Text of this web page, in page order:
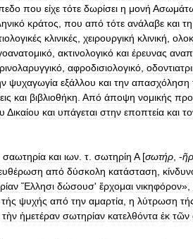
που είχε τότε δωρίσει η μονή
κράτος που από τότε ανάλαβε και τη
κλινικές χειρουργική κλινική
ακτινολογικό και έρευνας
αφροδισιολογικό
ψυχαγωγία εξάλλου και την απασχόληση
και βιβλιοθήκη Από άποψη νομικής
Δικαίου και υπάγεται στην εποπτεία και
σαωτηρία και ιων τ σωτηρίη Α[σωτήρ , -
από δύσκολη κατάσταση
Ἕλλησι δώσουσ' ἔρχομαι νικηφόρον»,
τής ψυχής από την αμαρτία η λύτρωση
τὴν ἡμετέραν σωτηρίαν κατελθόντα ἐκ τῶν